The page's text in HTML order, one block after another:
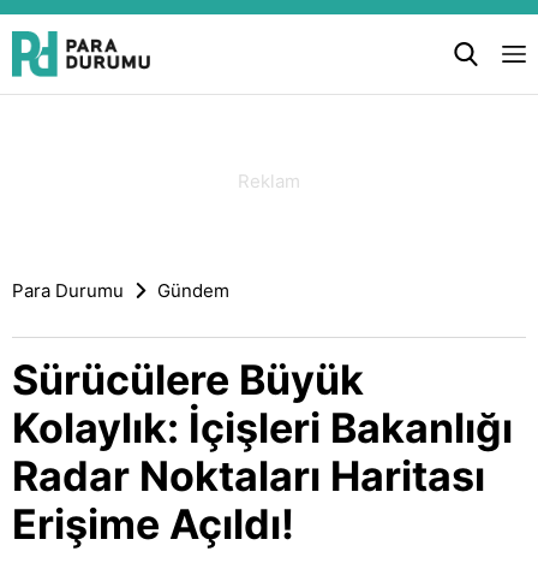
Para Durumu Gündem
Sürücülere Büyük
Kolaylık: İçişleri Bakanlığı
Radar Noktaları Haritası
Erişime Açıldı!